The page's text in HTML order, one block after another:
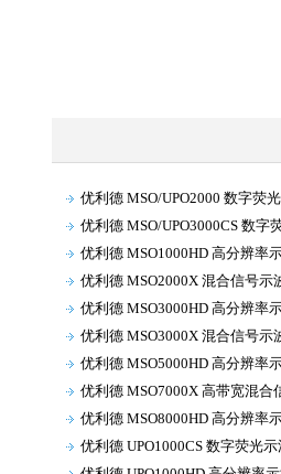
优利德 MSO/UPO2000 数字荧
优利德 MSO/UPO3000CS 数字
优利德 MSO1000HD 高分辨率
优利德 MSO2000X 混合信号示
优利德 MSO3000HD 高分辨率
优利德 MSO3000X 混合信号示
优利德 MSO5000HD 高分辨率
优利德 MSO7000X 高带宽混合
优利德 MSO8000HD 高分辨率
优利德 UPO1000CS 数字荧光